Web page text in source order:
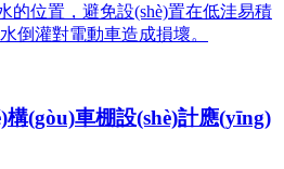
的位置，避免設(shè)置在低洼易積
水倒灌對電動車造成損壞。
(gòu)車棚設(shè)計應(yīng)